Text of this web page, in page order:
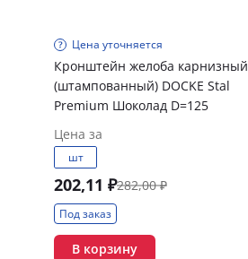
Цена уточняется
Кронштейн желоба карнизный
(штампованный) DOCKE Stal
Premium Шоколад D=125
Цена за
шт
202,11 ₽282,00 ₽
Под заказ
В корзину